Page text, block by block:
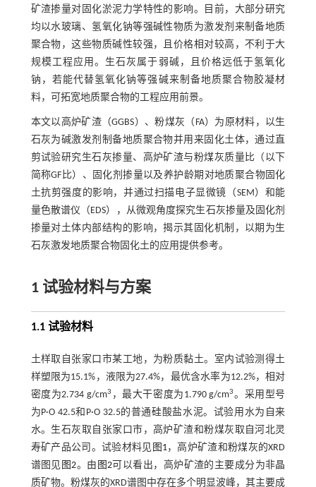
矿渣掺量对固化淤泥力学特性的影响。目前，大部分研究
均以水玻璃、氢氧化钠等强碱性物质为激发剂来制备地质
聚合物，这些物质碱性较强，且价格相对较高，不利于大
规模工程应用。生石灰属于弱碱，且价格远低于氢氧化
钠，若能代替氢氧化钠等强碱来制备地质聚合物胶凝材
料，可拓宽地质聚合物的工程应用前景。
本文以高炉矿渣（GGBS）、粉煤灰（FA）为原材料，以生
石灰为碱激发剂制备地质聚合物并用来固化土体，通过直
剪试验研究生石灰掺量、高炉矿渣与粉煤灰质量比（以下
简称GF比）、固化剂掺量以及养护龄期对地质聚合物固化
土抗剪强度的影响，并通过扫描电子显微镜（SEM）和能
量色散谱仪（EDS），从微观角度探究生石灰掺量及固化剂
掺量对土体内部结构的影响，揭示其固化机制，以期为生
石灰激发地质聚合物固化土的应用提供参考。
1 试验材料与方案
1.1 试验材料
土样取自张家口市某工地，为粉质黏土。室内试验测得土
样塑限为15.1%，液限为27.4%，最优含水率为12.2%，相对
密度为2.734 g/cm3 ，最大干密度为1.790 g/cm3。采用型号
为P·O 42.5和P·O 32.5的普通硅酸盐水泥。试验用水为自来
水。生石灰取自张家口市，高炉矿渣和粉煤灰取自河北灵
寿矿产品公司。试验材料见 图1，高炉矿渣和粉煤灰的XRD
谱图见 图2。由 图2可以看出，高炉矿渣的主要成分为非晶
质矿物。粉煤灰的XRD谱图中存在多个明显波峰，其主要成